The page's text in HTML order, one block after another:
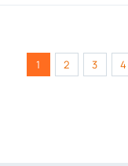
1 2 3 4